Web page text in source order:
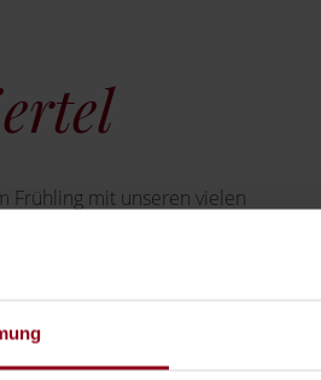
Frühling mit unseren vielen
Einstimmung für einen
Sie unser 4-Gang-